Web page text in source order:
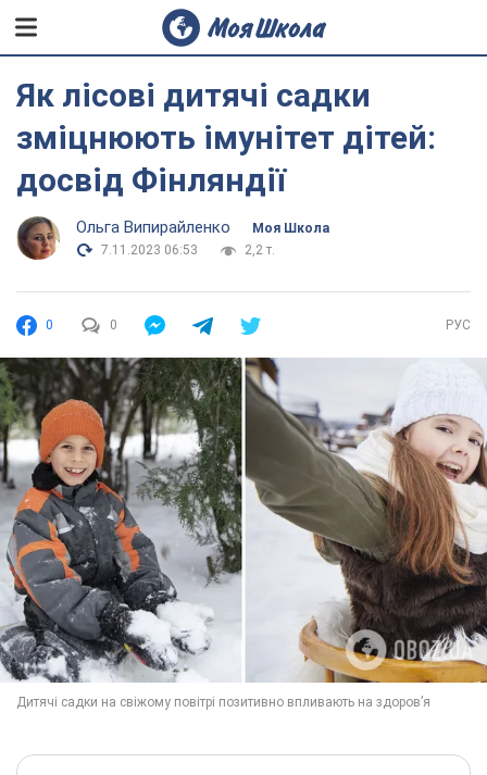
Як лісові дитячі садки
зміцнюють імунітет дітей:
досвід Фінляндії
Ольга Випирайленко
Моя Школа
7.11.2023 06:53
2,2 т.
0 0 РУС